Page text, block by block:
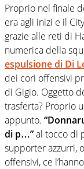
Proprio nel finale
era agli inizi e il
grazie alle reti di
numerica della
espulsione di Di
dei cori offensivi
di Gigio. Oggetto
trasferta? Proprio
appunto.
di p…”al tocco di
supporter azzurri,
offensivi, ce